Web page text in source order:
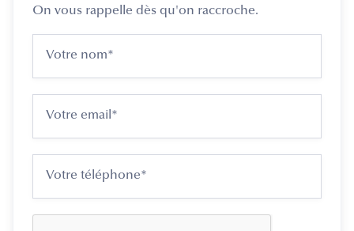
On vous rappelle dès qu'on raccroche.